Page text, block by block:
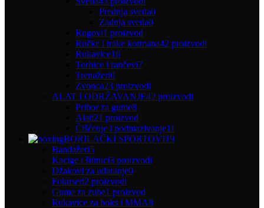
Prednja svetla0
Zadnja svetla0
Rogovi1 proizvod
Ručke i trake kormana42 proizvodi
Rukavice16
Torbice i rančevi7
Trenažeri0
Zvonca23 proizvodi
ALAT I ODRŽAVANJE42 proizvodi
Pribor za gume8
Alati21 proizvod
Čišćenje i podmazivanje11
BORILAČKI SPORTOVI19
Bandažeri5
Kacige i štitnici3 proizvodi
Džakovi za udaranje0
Fokuseri2 proizvodi
Gume za zube1 proizvod
Rukavice za boks i MMA8